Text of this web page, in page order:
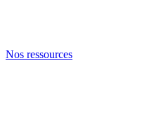
Nos ressources